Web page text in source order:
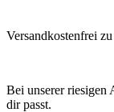
Versandkostenfrei
Bei unserer riesigen
dir passt.